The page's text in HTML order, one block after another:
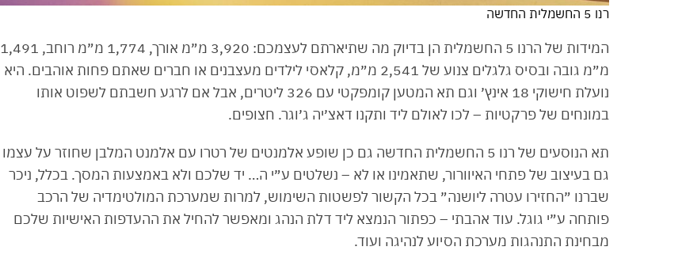
רנו 5 החשמלית החדשה
המידות של הרנו 5 החשמלית הן בדיוק מה שתיארתם לעצמכם: 3,920 מ״מ אורך, 1,774 מ״מ רוחב, 1,491
מ״מ גובה ובסיס גלגלים צנוע של 2,541 מ״מ, קלאסי לילדים מעצבנים או חברים שאתם פחות אוהבים. היא
נועלת חישוקי 18 אינץ׳ וגם תא המטען קומפקטי עם 326 ליטרים, אבל אם לרגע חשבתם לשפוט אותו
במונחים של פרקטיות – לכו לאולם ליד ותקנו דאצ׳יה ג׳וגר. חצופים.
תא הנוסעים של רנו 5 החשמלית החדשה גם כן שופע אלמנטים של רטרו עם אלמנט המלבן שחוזר על עצמו
גם בעיצוב של פתחי האיוורור, שתאמינו או לא – נשלטים ע״י ה… יד שלכם ולא באמצעות המסך. בכלל, ניכר
שברנו ״החזירו עטרה ליושנה״ בכל הקשור לפשטות השימוש, למרות שמערכת המולטימדיה של הרכב
פותחה ע״י גוגל. עוד אהבתי – כפתור הנמצא ליד דלת הנהג ומאפשר להחיל את ההעדפות האישיות שלכם
מבחינת התנהגות מערכת הסיוע לנהיגה ועוד.